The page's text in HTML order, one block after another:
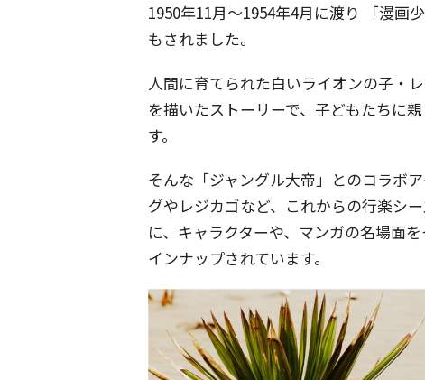
1950年11月〜1954年4月に渡り 「漫画
もされました。
人間に育てられた白いライオンの子・
を描いたストーリーで、子どもたちに
す。
そんな「ジャングル大帝」とのコラボ
グやレジカゴなど、これからの行楽シ
に、キャラクターや、マンガの名場面
インナップされています。